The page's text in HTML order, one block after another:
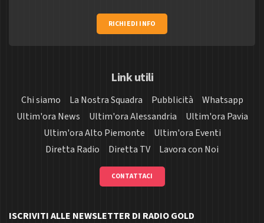
RICHIEDI INFO
Link utili
Chi siamo La Nostra Squadra Pubblicità
Whatsapp
Ultim'ora News
Ultim'ora Alessandria
Ultim'ora Pavia
Ultim'ora Alto Piemonte
Ultim'ora Eventi
Diretta Radio
Diretta TV Lavora con Noi
CONTATTACI
ISCRIVITI ALLE NEWSLETTER DI RADIO GOLD